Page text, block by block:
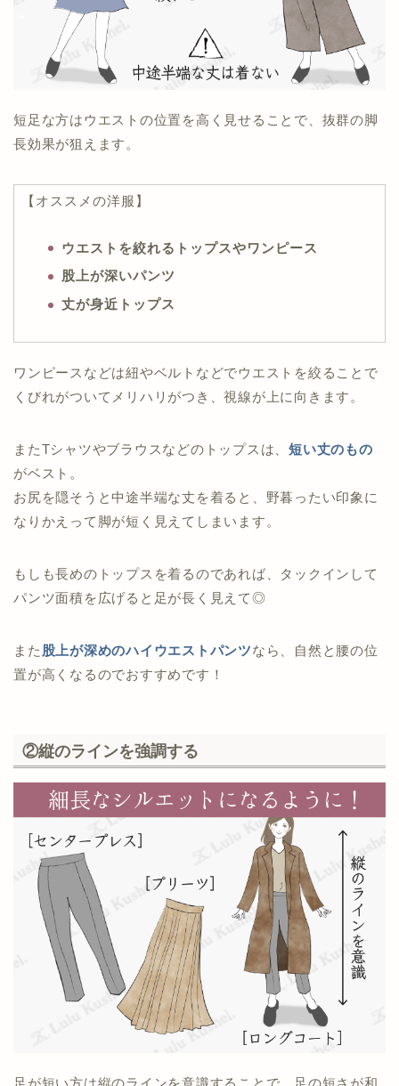
短足な方はウエストの位置を高く見せることで、抜群の脚
長効果が狙えます。
【オススメの洋服】
ウエストを絞れるトップスやワンピース
股上が深いパンツ
丈が身近トップス
ワンピースなどは紐やベルトなどでウエストを絞ることで
くびれがついてメリハリがつき、視線が上に向きます。
またTシャツやブラウスなどのトップスは、短い丈のもの
がベスト。
お尻を隠そうと中途半端な丈を着ると、野暮ったい印象に
なりかえって脚が短く見えてしまいます。
もしも長めのトップスを着るのであれば、タックインして
パンツ面積を広げると足が長く見えて◎
また 股上が深めのハイウエストパンツなら、自然と腰の位
置が高くなるのでおすすめです！
②縦のラインを強調する